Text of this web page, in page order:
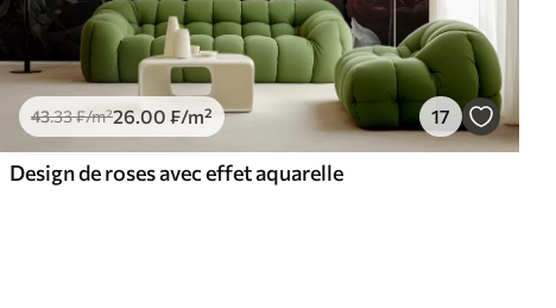
43.33₣/m²26.00 ₣/m² 17
Design de roses avec effet aquarelle